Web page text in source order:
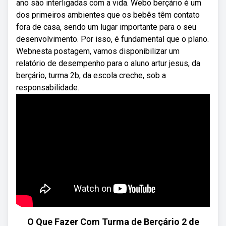
ano são interligadas com a vida. Webo berçário é um
dos primeiros ambientes que os bebês têm contato
fora de casa, sendo um lugar importante para o seu
desenvolvimento. Por isso, é fundamental que o plano.
Webnesta postagem, vamos disponibilizar um
relatório de desempenho para o aluno artur jesus, da
berçário, turma 2b, da escola creche, sob a
responsabilidade.
O Que Fazer Com Turma de Berçário 2 de